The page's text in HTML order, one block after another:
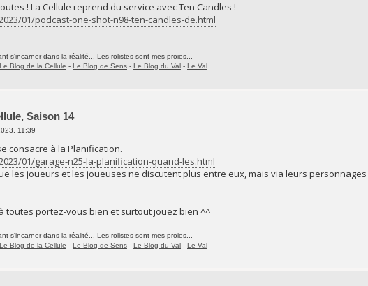
! La Cellule reprend du service avec Ten Candles !
01/podcast-one-shot-n98-ten-candles-de.html
s'incarner dans la réalité... Les rolistes sont mes proies...
Le Blog de la Cellule - Le Blog de Sens - Le Blog du Val - Le Val
Saison 14
11:39
consacre à la Planification.
01/garage-n25-la-planification-quand-les.html
les joueurs et les joueuses ne discutent plus entre eux, mais via leurs
toutes portez-vous bien et surtout jouez bien ^^
s'incarner dans la réalité... Les rolistes sont mes proies...
Le Blog de la Cellule - Le Blog de Sens - Le Blog du Val - Le Val